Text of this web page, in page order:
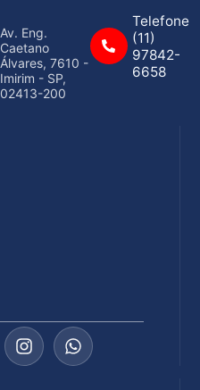
Av. Eng.
Caetano
Álvares, 7610 -
Imirim - SP,
02413-200
Telefone
(11)
97842-
6658